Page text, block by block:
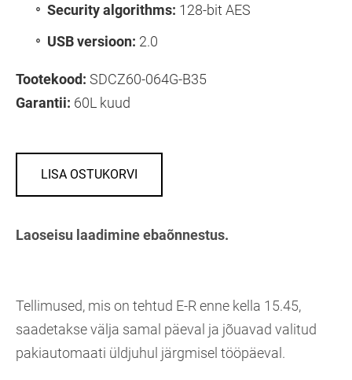
Security algorithms: 128-bit AES
USB versioon: 2.0
Tootekood: SDCZ60-064G-B35
Garantii: 60L kuud
LISA OSTUKORVI
Laoseisu laadimine ebaõnnestus.
Tellimused, mis on tehtud E-R enne kella 15.45,
saadetakse välja samal päeval ja jõuavad valitud
pakiautomaati üldjuhul järgmisel tööpäeval.